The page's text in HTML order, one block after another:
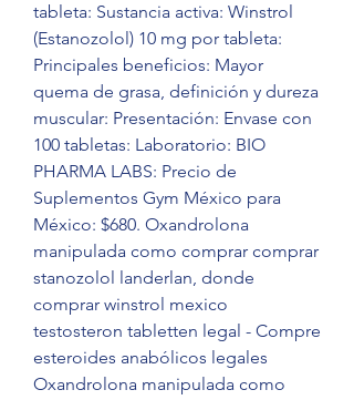
tableta: Sustancia activa: Winstrol
(Estanozolol) 10 mg por tableta:
Principales beneficios: Mayor
quema de grasa, definición y dureza
muscular: Presentación: Envase con
100 tabletas: Laboratorio: BIO
PHARMA LABS: Precio de
Suplementos Gym México para
México: $680. Oxandrolona
manipulada como comprar comprar
stanozolol landerlan, donde
comprar winstrol mexico
testosteron tabletten legal - Compre
esteroides anabólicos legales
Oxandrolona manipulada como